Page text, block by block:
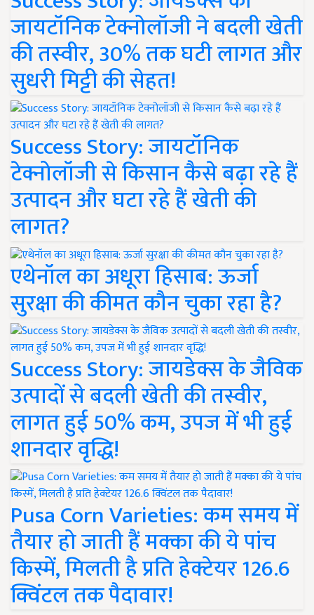
जायटॉनिक टेक्नोलॉजी ने बदली खेती
की तस्वीर, 30% तक घटी लागत और
सुधरी मिट्टी की सेहत!
Success Story: जायटॉनिक
टेक्नोलॉजी से किसान कैसे बढ़ा रहे हैं
उत्पादन और घटा रहे हैं खेती की
लागत?
एथेनॉल का अधूरा हिसाब: ऊर्जा
सुरक्षा की कीमत कौन चुका रहा है?
Success Story: जायडेक्स के जैविक
उत्पादों से बदली खेती की तस्वीर,
लागत हुई 50% कम, उपज में भी हुई
शानदार वृद्धि!
Pusa Corn Varieties: कम समय में
तैयार हो जाती हैं मक्का की ये पांच
किस्में, मिलती है प्रति हेक्टेयर 126.6
क्विंटल तक पैदावार!